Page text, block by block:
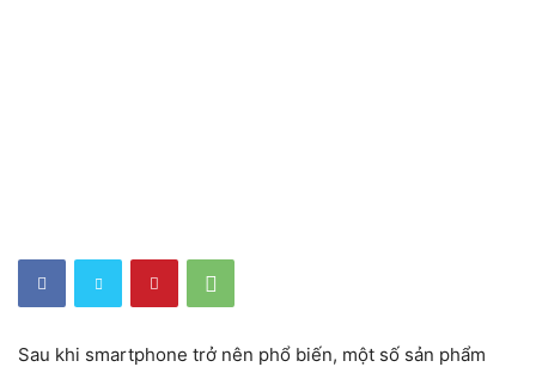
Sau khi smartphone trở nên phổ biến, một số sản phẩm